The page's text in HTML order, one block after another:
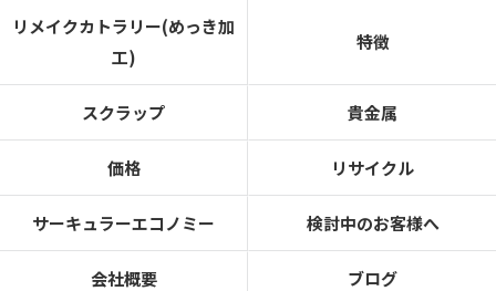
リメイクカトラリー(めっき加
工)
特徴
スクラップ 貴金属
価格 リサイクル
サーキュラーエコノミー 検討中のお客様へ
会社概要 ブログ